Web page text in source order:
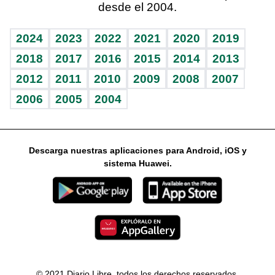
Vida y familia
Eñe
Celebrando la vida
Sin complejos
En pocas palabras
Escuchando al corazón
Economía Personal
Consulta Libre
BRV
TBT Deportivo
Más firmas
Guía del dinero
Horóscopos
desde el 2004.
2024 2023 2022 2021 2020
2019
2018
2017 2016 2015 2014
2013
2012
2011 2010 2009 2008
2007
2006
2005 2004
Descarga nuestras aplicaciones para Android, iOS y
sistema Huawei.